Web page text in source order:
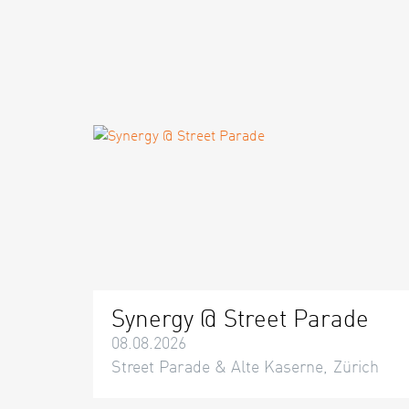
Synergy @ Street Parade
08.08.2026
Street Parade & Alte Kaserne, Zürich